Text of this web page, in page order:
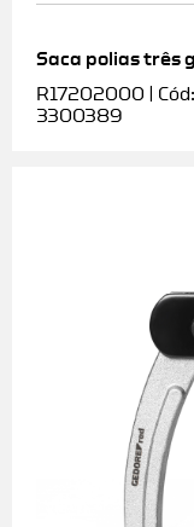
Saca polias três
R17202000 |
3300389